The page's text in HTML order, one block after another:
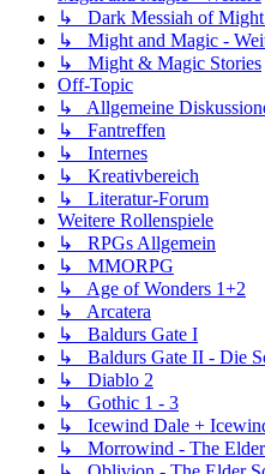
↳ Dark Messiah of Might
↳ Might and Magic -
↳ Might & Magic Stories
Off-Topic
↳ Allgemeine
↳ Fantreffen
↳ Internes
↳ Kreativbereich
↳ Literatur-Forum
Weitere Rollenspiele
↳ RPGs Allgemein
↳ MMORPG
↳ Age of Wonders 1+2
↳ Arcatera
↳ Baldurs Gate I
↳ Baldurs Gate II - Die
↳ Diablo 2
↳ Gothic 1 - 3
↳ Icewind Dale +
↳ Morrowind - The